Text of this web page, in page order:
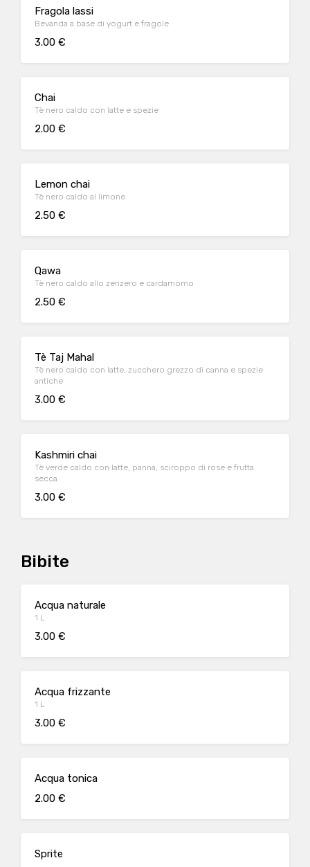
Fragola lassi
Bevanda a base di yogurt e fragole
3.00 €
Chai
Tè nero caldo con latte e spezie
2.00 €
Lemon chai
Tè nero caldo al limone
2.50 €
Qawa
Tè nero caldo allo zenzero e cardamomo
2.50 €
Tè Taj Mahal
Tè nero caldo con latte, zucchero grezzo di canna e spezie
antiche
3.00 €
Kashmiri chai
Tè verde caldo con latte, panna, sciroppo di rose e frutta
secca
3.00 €
Bibite
Acqua naturale
1 L
3.00 €
Acqua frizzante
1 L
3.00 €
Acqua tonica
2.00 €
Sprite